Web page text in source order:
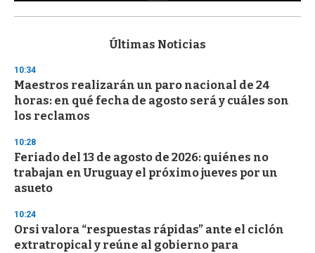
s
d
s
o
f
3
s
e
c
o
n
Últimas Noticias
10:34
Maestros realizarán un paro nacional de 24
horas: en qué fecha de agosto será y cuáles son
los reclamos
10:28
Feriado del 13 de agosto de 2026: quiénes no
trabajan en Uruguay el próximo jueves por un
asueto
10:24
Orsi valora “respuestas rápidas” ante el ciclón
extratropical y reúne al gobierno para